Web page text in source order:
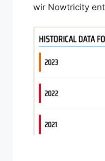
wir Nowtricity